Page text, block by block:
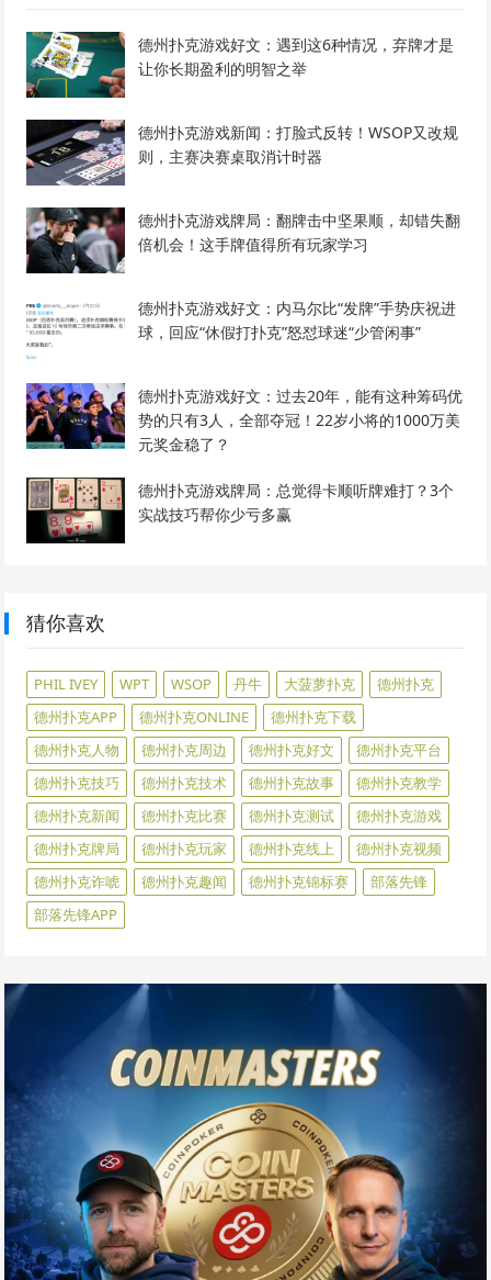
德州扑克游戏好文：遇到这6种情况，弃牌才是
让你长期盈利的明智之举
德州扑克游戏新闻：打脸式反转！WSOP又改规
则，主赛决赛桌取消计时器
德州扑克游戏牌局：翻牌击中坚果顺，却错失翻
倍机会！这手牌值得所有玩家学习
德州扑克游戏好文：内马尔比“发牌”手势庆祝进
球，回应“休假打扑克”怒怼球迷“少管闲事”
德州扑克游戏好文：过去20年，能有这种筹码优
势的只有3人，全部夺冠！22岁小将的1000万美
元奖金稳了？
德州扑克游戏牌局：总觉得卡顺听牌难打？3个
实战技巧帮你少亏多赢
猜你喜欢
PHIL IVEY WPT WSOP 丹牛 大菠萝扑克
德州扑克
德州扑克APP
德州扑克ONLINE
德州扑克下载
德州扑克人物
德州扑克周边 德州扑克好文
德州扑克平台
德州扑克技巧
德州扑克技术 德州扑克故事
德州扑克教学
德州扑克新闻
德州扑克比赛 德州扑克测试
德州扑克游戏
德州扑克牌局
德州扑克玩家 德州扑克线上
德州扑克视频
德州扑克诈唬
德州扑克趣闻 德州扑克锦标赛
部落先锋
部落先锋APP